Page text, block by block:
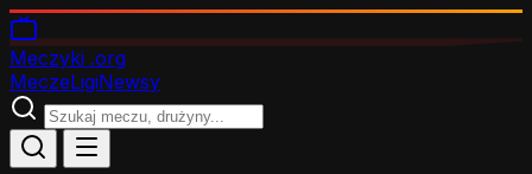
Meczyki .org
MeczeLigiNewsy